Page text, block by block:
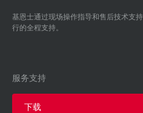
基恩士通过现场操作指导和售后技术支
行的全程支持。
服务支持
下载